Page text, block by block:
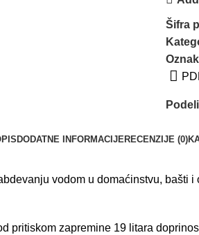
Šifra
DODATNE INFORMACIJE RECENZIJE (0)
vodom u domaćinstvu,
pritiskom zapremine 19 litara